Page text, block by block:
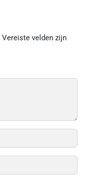
Vereiste velden zijn